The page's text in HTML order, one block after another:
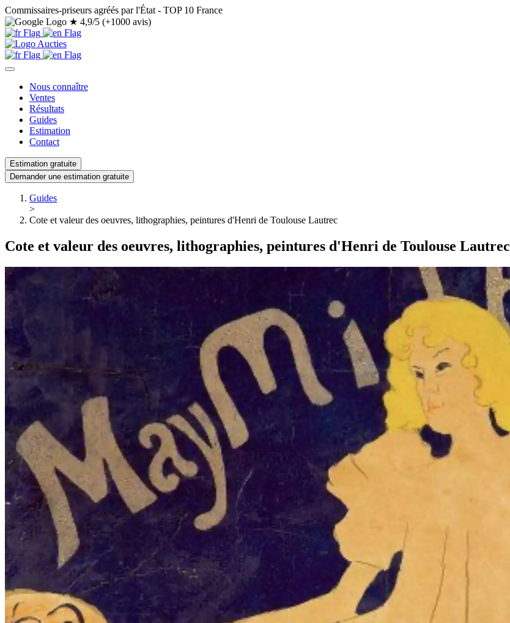
Commissaires-priseurs agréés par l'État - TOP 10 France
★ 4,9/5 (+1000 avis)
Nous connaître
Ventes
Résultats
Guides
Estimation
Contact
Estimation gratuite
Demander une estimation gratuite
Guides
>
Cote et valeur des oeuvres, lithographies, peintures d'Henri de Toulouse Lautrec
Cote et valeur des oeuvres, lithographies, peintures d'Henri de Toulouse Lautrec